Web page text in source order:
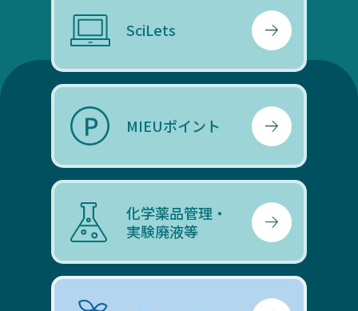
SciLets
MIEUポイント
化学薬品管理・
実験廃液等